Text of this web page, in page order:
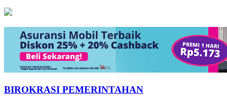
BIROKRASI PEMERINTAHAN